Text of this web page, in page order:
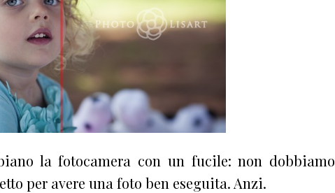
la fotocamera con un fucile: non dobbiamo
per avere una foto ben eseguita. Anzi.